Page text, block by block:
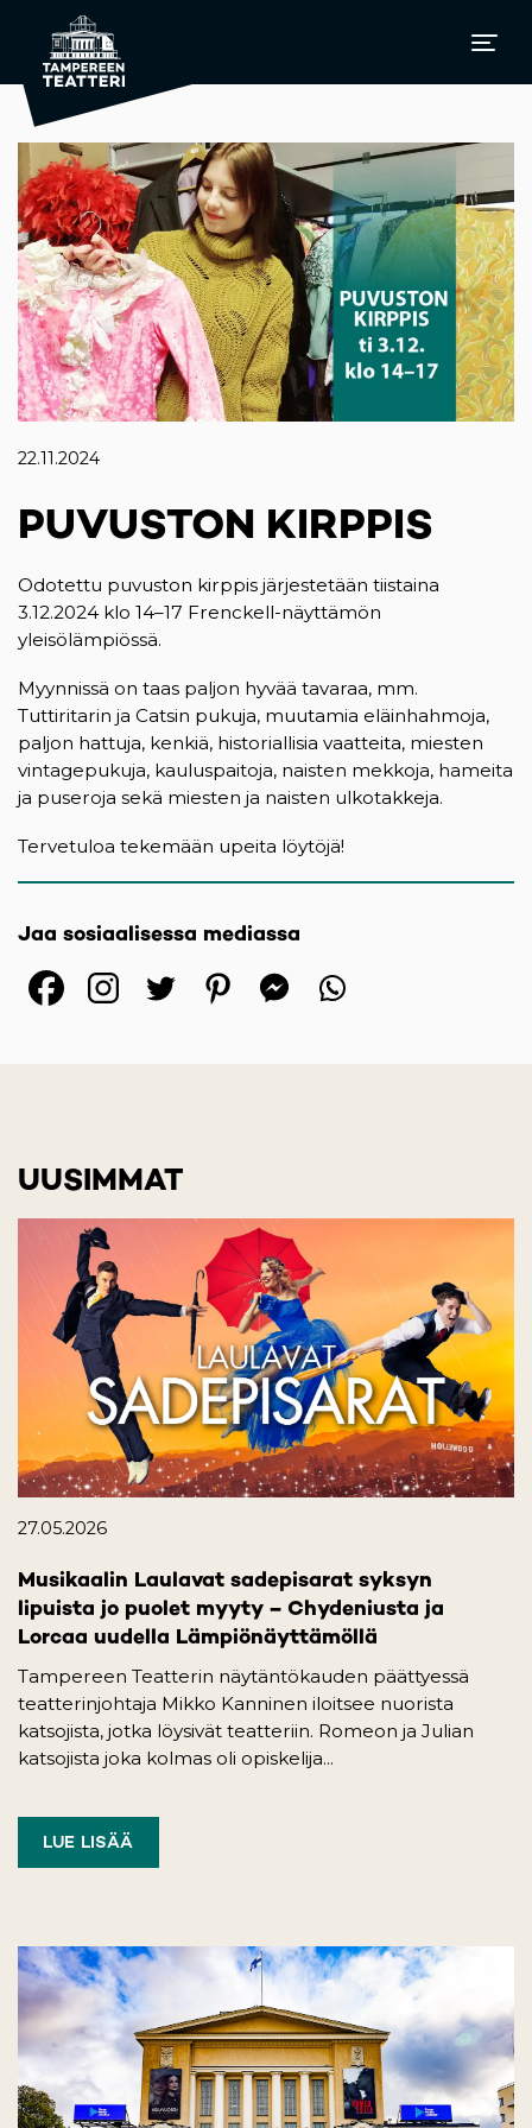
22.11.2024
PUVUSTON KIRPPIS
Odotettu puvuston kirppis järjestetään tiistaina
3.12.2024 klo 14–17 Frenckell-näyttämön
yleisölämpiössä.
Myynnissä on taas paljon hyvää tavaraa, mm.
Tuttiritarin ja Catsin pukuja, muutamia eläinhahmoja,
paljon hattuja, kenkiä, historiallisia vaatteita, miesten
vintagepukuja, kauluspaitoja, naisten mekkoja, hameita
ja puseroja sekä miesten ja naisten ulkotakkeja.
Tervetuloa tekemään upeita löytöjä!
Jaa sosiaalisessa mediassa
(opens in a new tab)
(opens in a new tab)
(opens in a new
(opens in a
UUSIMMAT
27.05.2026
Musikaalin Laulavat sadepisarat syksyn
lipuista jo puolet myyty – Chydeniusta ja
Lorcaa uudella Lämpiönäyttämöllä
Tampereen Teatterin näytäntökauden päättyessä
teatterinjohtaja Mikko Kanninen iloitsee nuorista
katsojista, jotka löysivät teatteriin. Romeon ja Julian
katsojista joka kolmas oli opiskelija...
LUE LISÄÄ